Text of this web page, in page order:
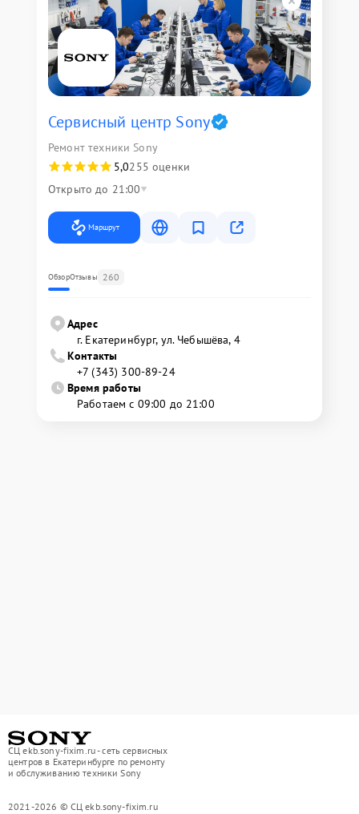
Сервисный центр Sony
Ремонт техники Sony
5,0255 оценки
Открыто до 21:00
Маршрут
ОбзорОтзывы 260
Адрес
г. Екатеринбург, ул. Чебышёва, 4
Контакты
+7 (343) 300-89-24
Время работы
Работаем с 09:00 до 21:00
СЦ ekb.sony-fixim.ru - сеть сервисных
центров в Екатеринбурге по ремонту
и обслуживанию техники Sony
2021-2026 © СЦ ekb.sony-fixim.ru